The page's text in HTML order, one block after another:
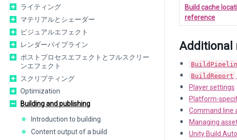
ライティング
マテリアルとシェーダー
ビジュアルエフェクト
レンダーパイプライン
ポストプロセスエフェクトとフルスクリー
ンエフェクト
スクリプティング
Optimization
Building and publishing
Introduction to building
Content output of a build
Build cache
reference
Additional
BuildReport
Player settings
Platform-
Command line
Managing
Unity Build